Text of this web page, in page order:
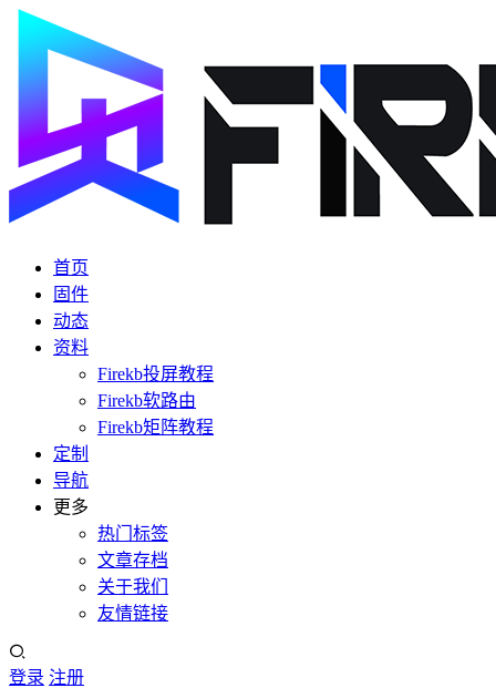
首页
固件
动态
资料
Firekb投屏教程
Firekb软路由
Firekb矩阵教程
定制
导航
更多
热门标签
文章存档
关于我们
友情链接
登录 注册